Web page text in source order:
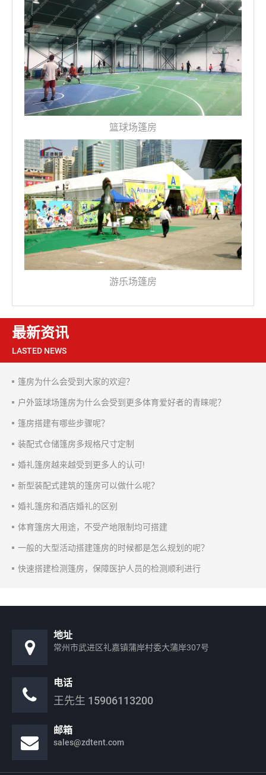
篮球场篷房
游乐场篷房
最新资讯
LASTED NEWS
篷房为什么会受到大家的欢迎？
户外篮球场篷房为什么会受到更多体育爱好者的青睐呢？
篷房搭建有哪些步骤呢？
装配式仓储篷房多规格尺寸定制
婚礼篷房越来越受到更多人的认可!
新型装配式建筑的篷房可以做什么呢？
婚礼篷房和酒店婚礼的区别
体育篷房大用途，不受产地限制均可搭建
一般的大型活动搭建篷房的时候都是怎么规划的呢？
快速搭建检测篷房，保障医护人员的检测顺利进行
地址
常州市武进区礼嘉镇蒲岸村委大蒲岸307号
电话
王先生 15906113200
邮箱
sales@zdtent.com